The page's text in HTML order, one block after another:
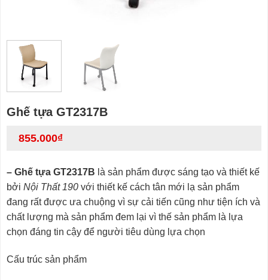
Ghế tựa GT2317B
855.000₫
– Ghế tựa GT2317B là sản phẩm được sáng tạo và thiết kế
bởi Nội Thất 190 với thiết kế cách tân mới lạ sản phẩm
đang rất được ưa chuộng vì sự cải tiến cũng như tiện ích và
chất lượng mà sản phẩm đem lại vì thế sản phẩm là lựa
chọn đáng tin cậy để người tiêu dùng lựa chọn
Cấu trúc sản phẩm